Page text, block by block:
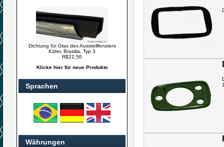
Dichtung für Glas des Ausstellfensters
Käfer, Brasilia, Typ 3
R$22,50
Klicke hier für neue Produkte
Sprachen
Währungen